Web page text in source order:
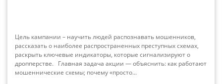
Цель кампании – научить людей распознавать мошенников,
рассказать о наиболее распространенных преступных схемах,
раскрыть ключевые индикаторы, которые сигнализируют о
дропперстве. Главная задача акции — объяснить: как работают
мошеннические схемы; почему «просто...